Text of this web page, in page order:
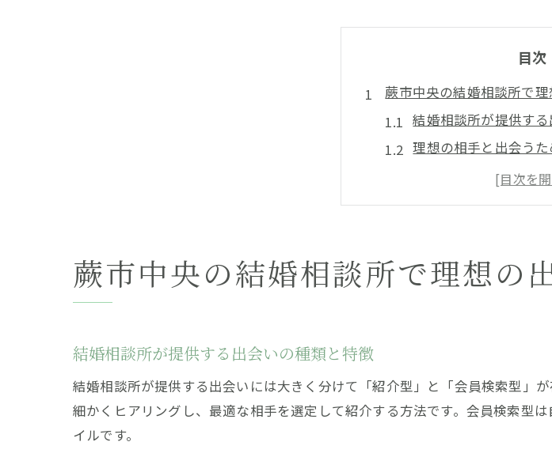
目次
蕨市中央の結婚相談所で
結婚相談所が提供す
理想の相手と出会う
結婚相談所選びで重
結婚相談所の出会い
初めて婚活をする男性が抱
結婚相談所利用で感
結婚相談所選びで安
結婚相談所ならではのサ
蕨市中央の結婚相談所で理想の
結婚相談所が提供する出会いの種類と特徴
結婚相談所が提供する出会いには大きく分けて「紹介型」と「会員検索型」
細かくヒアリングし、最適な相手を選定して紹介する方法です。会員検索型
イルです。